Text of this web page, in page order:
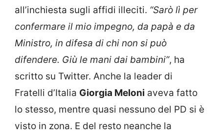
all’inchiesta sugli affidi illeciti. “Sarò lì per
confermare il mio impegno, da papà e da
Ministro, in difesa di chi non si può
difendere. Giù le mani dai bambini”, ha
scritto su Twitter. Anche la leader di
Fratelli d’Italia Giorgia Meloni aveva fatto
lo stesso, mentre quasi nessuno del PD si è
visto in zona. E del resto neanche la